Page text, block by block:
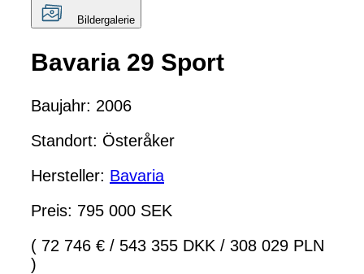
Bildergalerie
Bavaria 29 Sport
Baujahr: 2006
Standort: Österåker
Hersteller: Bavaria
Preis: 795 000 SEK
( 72 746 € / 543 355 DKK / 308 029 PLN
)